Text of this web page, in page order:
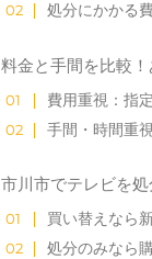
処分にかかる
料金と手間を比較
費用重視：指
手間・時間重
市川市でテレビを
買い替えなら
処分のみなら